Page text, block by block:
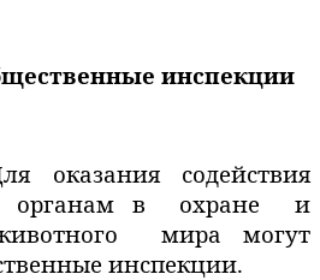
инспекции
оказания содействия
органам в
охране
и
мира могут
инспекции.